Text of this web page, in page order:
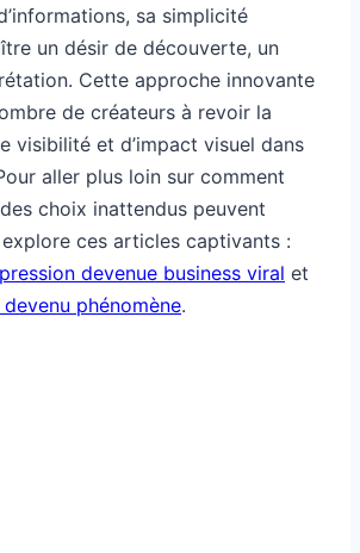
sa simplicité
un désir de découverte, un
Cette approche innovante
de créateurs à revoir la
visibilité et d’impact visuel dans
aller plus loin sur comment
choix inattendus peuvent
ces articles captivants :
devenue business viral et
phénomène.